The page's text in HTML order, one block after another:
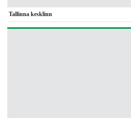
Tallinna kesklinn